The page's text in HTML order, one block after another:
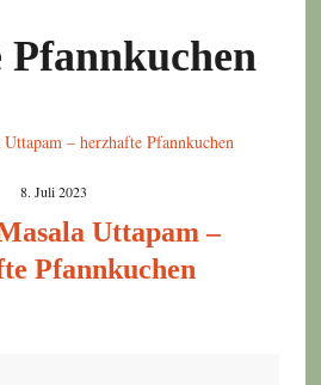
8. Juli 2023
Uttapam –
Pfannkuchen